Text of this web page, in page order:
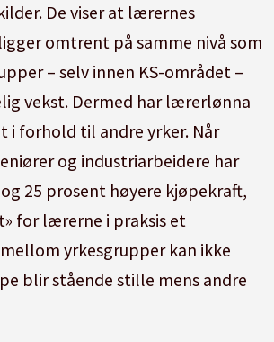
De viser at lærernes
omtrent på samme nivå som
– selv innen KS-området –
vekst. Dermed har lærerlønna
i forhold til andre yrker. Når
og industriarbeidere har
25 prosent høyere kjøpekraft,
for lærerne i praksis et
yrkesgrupper kan ikke
blir stående stille mens andre